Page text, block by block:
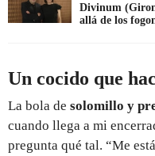
Divinum
allá de los
Un cocido que
La bola de solomillo y
cuando llega a mi
pregunta qué tal. “Me